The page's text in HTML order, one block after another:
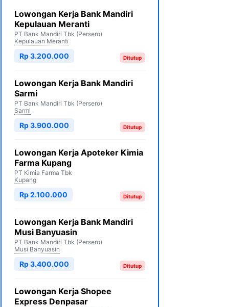
Lowongan Kerja Bank Mandiri
Kepulauan Meranti
PT Bank Mandiri Tbk (Persero)
Kepulauan Meranti
Ditutup
Rp 3.200.000
Lowongan Kerja Bank Mandiri
Sarmi
PT Bank Mandiri Tbk (Persero)
Sarmi
Ditutup
Rp 3.900.000
Lowongan Kerja Apoteker Kimia
Farma Kupang
PT Kimia Farma Tbk
Kupang
Ditutup
Rp 2.100.000
Lowongan Kerja Bank Mandiri
Musi Banyuasin
PT Bank Mandiri Tbk (Persero)
Musi Banyuasin
Ditutup
Rp 3.400.000
Lowongan Kerja Shopee
Express Denpasar